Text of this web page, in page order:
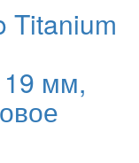
Titanium
19 мм,